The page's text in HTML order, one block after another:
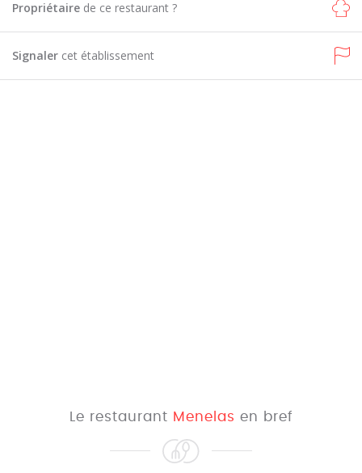
Propriétaire de ce restaurant ?
Signaler cet établissement
Le restaurant Menelas en bref